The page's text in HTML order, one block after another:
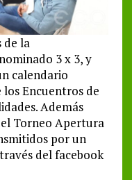
de la
3 x 3, y
calendario
Encuentros de
Además
Torneo Apertura
por un
del facebook